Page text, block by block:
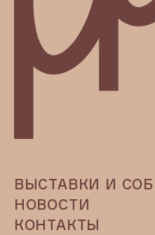
ВЫСТАВКИ И
НОВОСТИ
КОНТАКТЫ